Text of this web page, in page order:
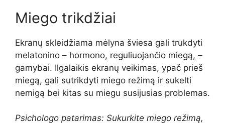
Miego trikdžiai
Ekranų skleidžiama mėlyna šviesa gali trukdyti
melatonino – hormono, reguliuojančio miegą, –
gamybai. Ilgalaikis ekranų veikimas, ypač prieš
miegą, gali sutrikdyti miego režimą ir sukelti
nemigą bei kitas su miegu susijusias problemas.
Psichologo patarimas: Sukurkite miego režimą,